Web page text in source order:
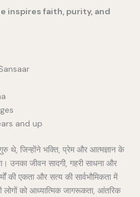
inspires faith, purity, and
Sansaar
and up
थे, जिन्होंने भक्ति, प्रेम और आत्मज्ञान के
उनका जीवन सादगी, गहरी साधना और
की एकता और सत्य की सार्वभौमिकता में
को आध्यात्मिक जागरूकता, आंतरिक